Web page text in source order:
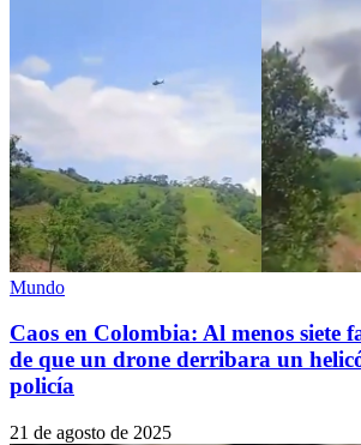
Mundo
Caos en Colombia: Al menos siete
de que un drone derribara un
policía
21 de agosto de 2025